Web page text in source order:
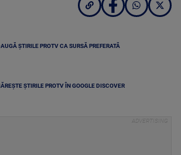
ȘTIRILE PROTV CA SURSĂ PREFERATĂ
ȘTIRILE PROTV ÎN GOOGLE DISCOVER